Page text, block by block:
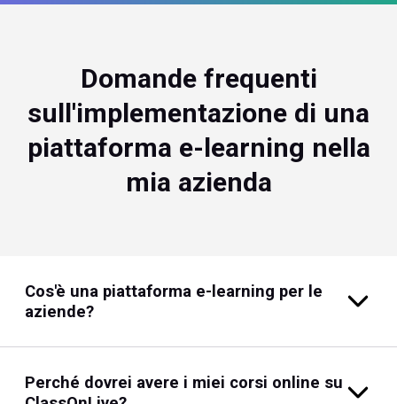
Domande frequenti
sull'implementazione di una
piattaforma e-learning nella
mia azienda
Cos'è una piattaforma e-learning per le
aziende?
Perché dovrei avere i miei corsi online su